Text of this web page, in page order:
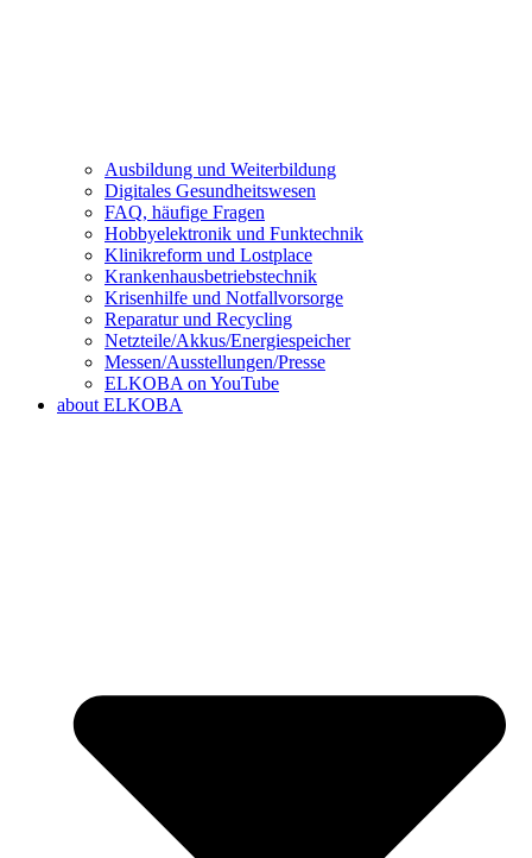
Ausbildung und Weiterbildung
Digitales Gesundheitswesen
FAQ, häufige Fragen
Hobbyelektronik und Funktechnik
Klinikreform und Lostplace
Krankenhausbetriebstechnik
Krisenhilfe und Notfallvorsorge
Reparatur und Recycling
Netzteile/Akkus/Energiespeicher
Messen/Ausstellungen/Presse
ELKOBA on YouTube
about ELKOBA